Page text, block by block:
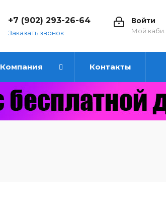
Войти
+7 (902) 293-26-64
Заказать звонок
Компания Контакты